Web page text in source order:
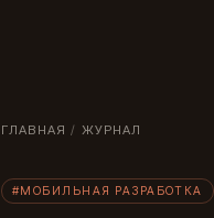
ГЛАВНАЯ / ЖУРНАЛ
#МОБИЛЬНАЯ РАЗРАБОТКА